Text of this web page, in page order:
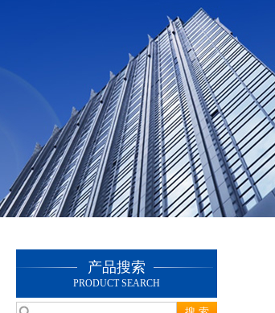
产品搜索
PRODUCT SEARCH